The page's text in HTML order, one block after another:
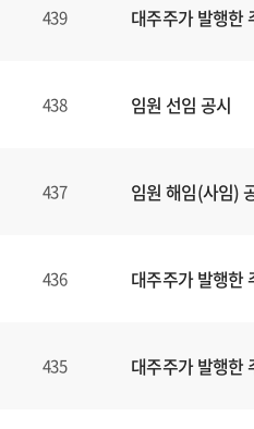
439 대주주가 발행한
438 임원 선임 공시
437 임원 해임(사임)
436 대주주가 발행한
435 대주주가 발행한